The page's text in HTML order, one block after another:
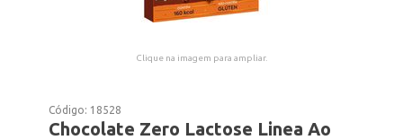
Clique na imagem para ampliar.
Código: 18528
Chocolate Zero Lactose Linea Ao